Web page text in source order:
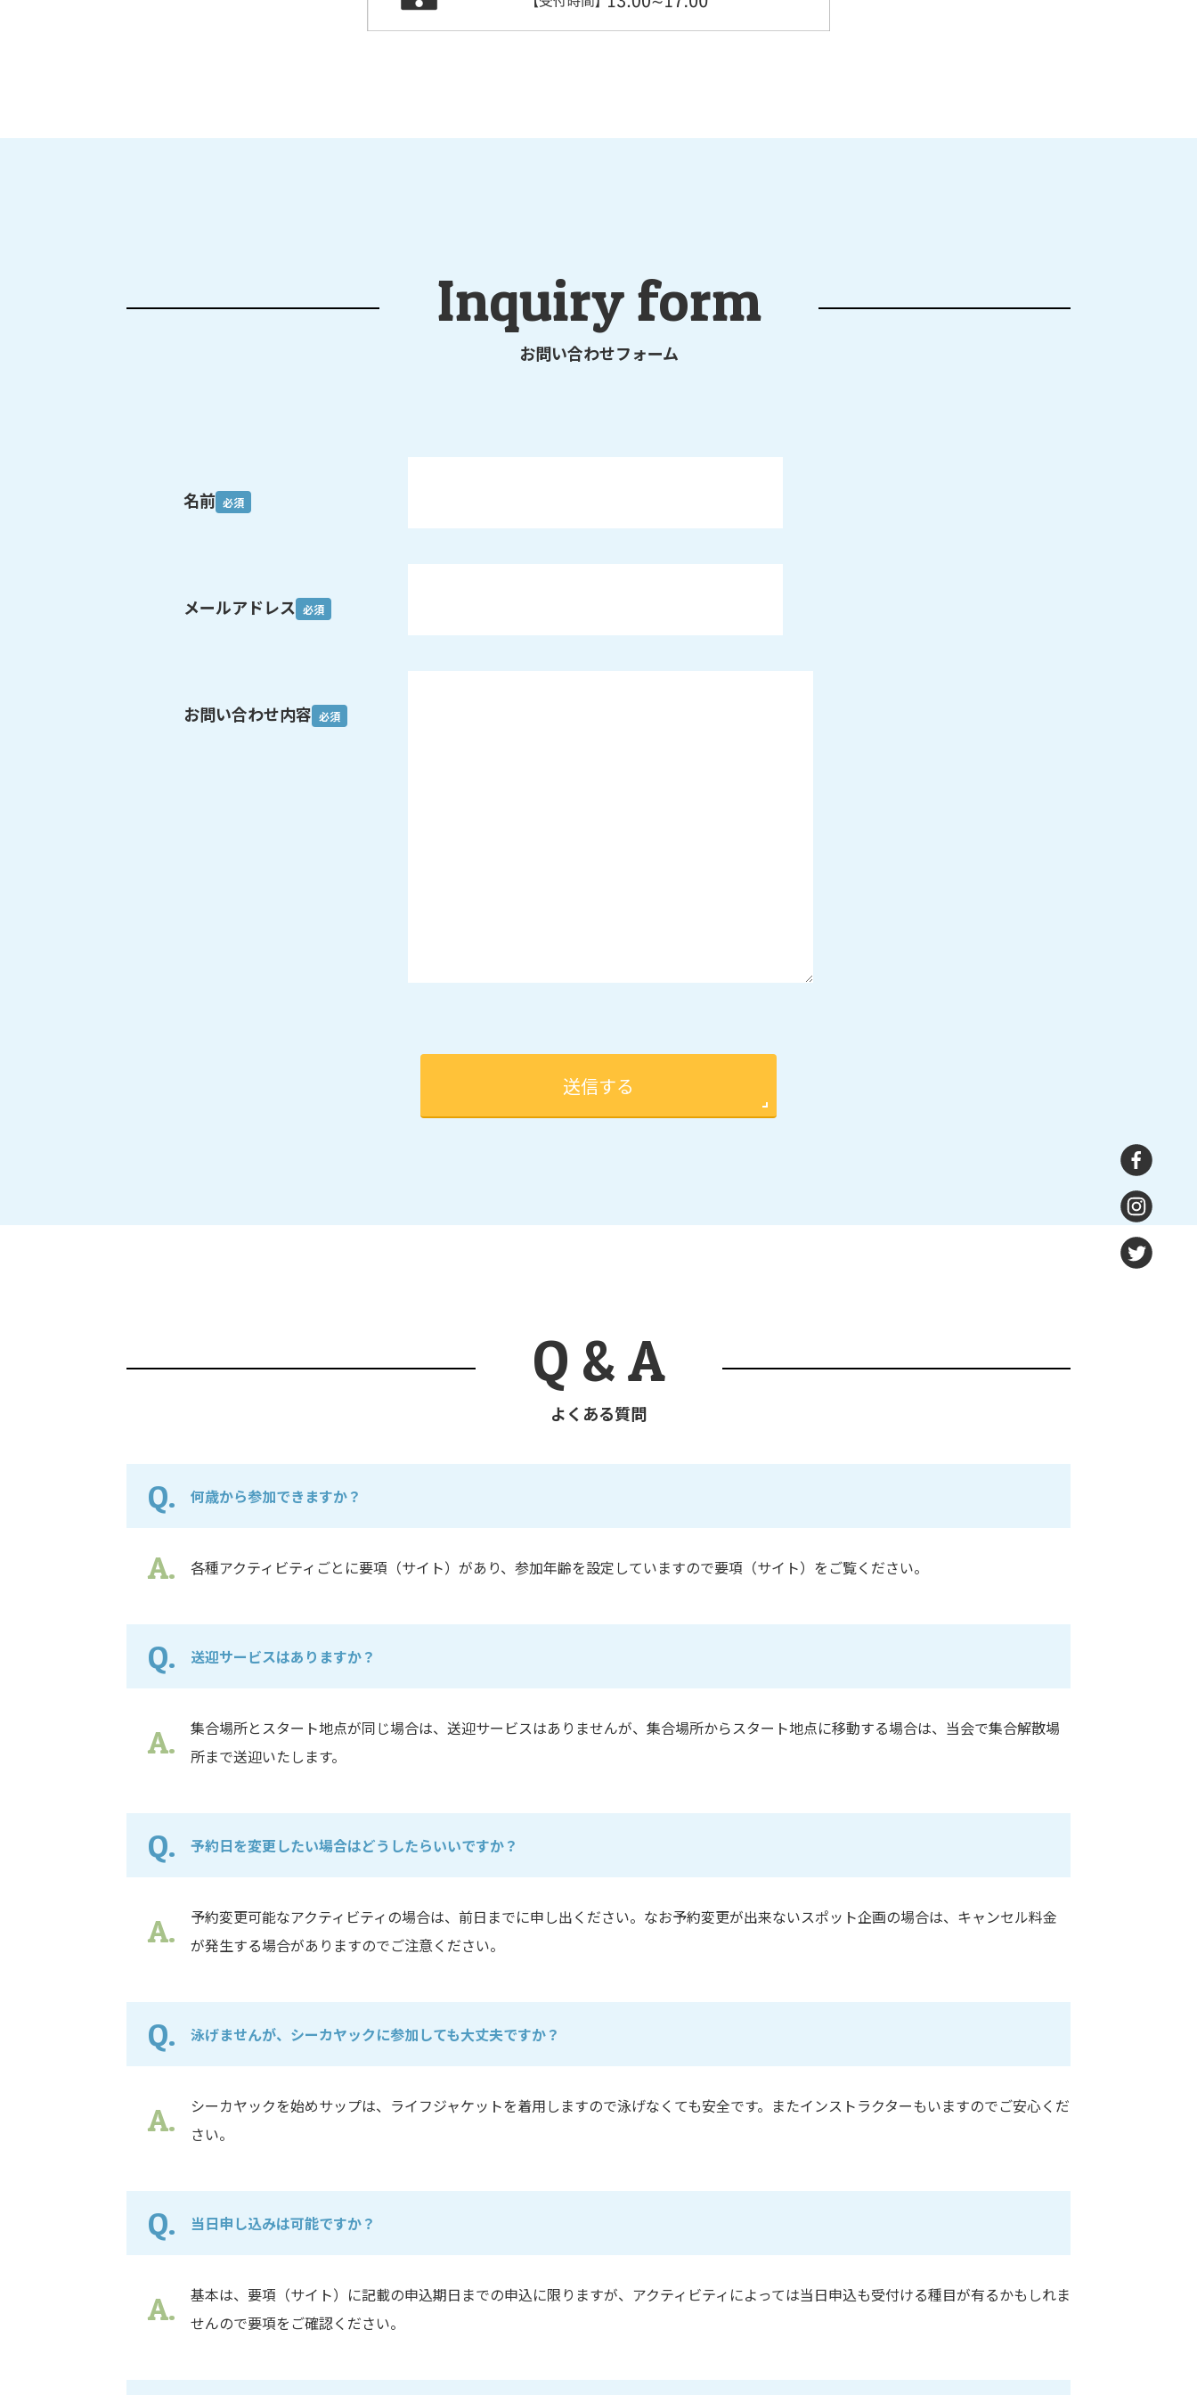
Inquiry form
お問い合わせフォーム
名前 必須
メールアドレス 必須
お問い合わせ内容 必須
Q & A
よくある質問
何歳から参加できますか？
各種アクティビティごとに要項（サイト）があり、参加年齢を設定していますので要項（サイト）をご覧ください。
送迎サービスはありますか？
集合場所とスタート地点が同じ場合は、送迎サービスはありませんが、集合場所からスタート地点に移動する場合は、当会で集合解散場
所まで送迎いたします。
予約日を変更したい場合はどうしたらいいですか？
予約変更可能なアクティビティの場合は、前日までに申し出ください。なお予約変更が出来ないスポット企画の場合は、キャンセル料金
が発生する場合がありますのでご注意ください。
泳げませんが、シーカヤックに参加しても大丈夫ですか？
シーカヤックを始めサップは、ライフジャケットを着用しますので泳げなくても安全です。またインストラクターもいますのでご安心くだ
さい。
当日申し込みは可能ですか？
基本は、要項（サイト）に記載の申込期日までの申込に限りますが、アクティビティによっては当日申込も受付ける種目が有るかもしれま
せんので要項をご確認ください。